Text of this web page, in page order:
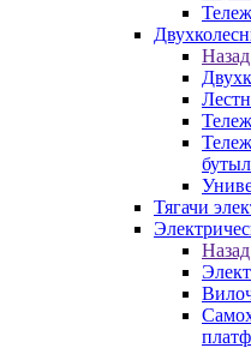
Назад
Тягачи
Назад